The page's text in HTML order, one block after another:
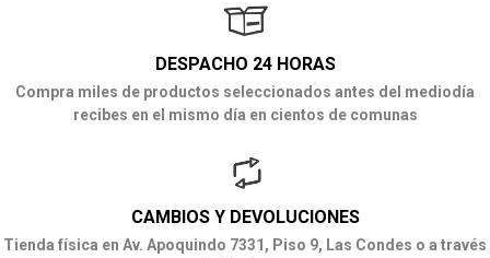
DESPACHO 24 HORAS
Compra miles de productos seleccionados antes del mediodía
recibes en el mismo día en cientos de comunas
CAMBIOS Y DEVOLUCIONES
Tienda física en Av. Apoquindo 7331, Piso 9, Las Condes o a través